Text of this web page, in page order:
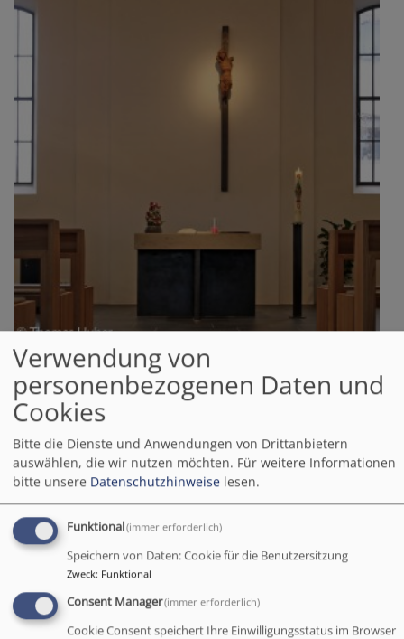
So, 23.8. 9:30 Uhr
Gottesdienst
Pfr. Klaus JF Stolz
Schwandorf Erlöserkirche
Verwendung von
personenbezogenen Daten und
Cookies
Bitte die Dienste und Anwendungen von Drittanbietern
auswählen, die wir nutzen möchten. Für weitere Informationen
bitte unsere Datenschutzhinweise lesen.
Funktional(immer erforderlich)
Speichern von Daten: Cookie für die Benutzersitzung
Zweck: Funktional
Consent Manager(immer erforderlich)
Cookie Consent speichert Ihre Einwilligungsstatus im Browser